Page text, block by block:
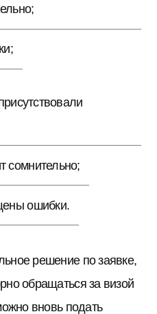
сомнительно;
ошибки.
решение по заявке,
обращаться за визой
вновь подать